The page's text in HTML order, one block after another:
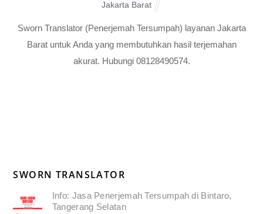
Jakarta Barat
Sworn Translator (Penerjemah Tersumpah) layanan Jakarta
Barat untuk Anda yang membutuhkan hasil terjemahan
akurat. Hubungi 08128490574.
SWORN TRANSLATOR
Info: Jasa Penerjemah Tersumpah di Bintaro,
Tangerang Selatan